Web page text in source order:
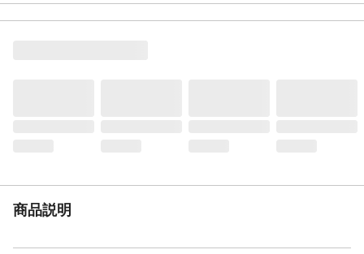
重さ
40.000G
商品説明